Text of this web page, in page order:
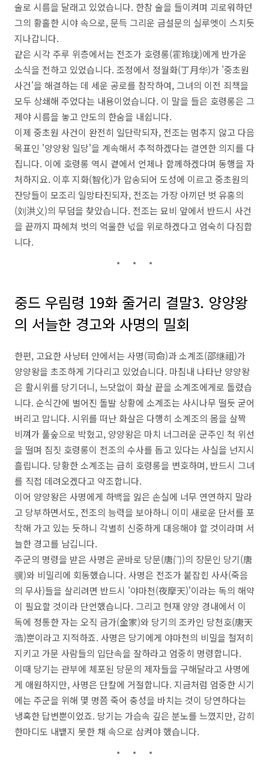
술로 시름을 달래고 있었습니다. 한참 술을 들이켜며 괴로워하던
그의 황홀한 시야 속으로, 문득 그리운 금설문의 실루엣이 스치듯
지나갑니다.
같은 시각 주루 위층에서는 전조가 호령롱(霍玲珑)에게 반가운
소식을 전하고 있었습니다. 조정에서 정월화(丁月华)가 '중초원
사건'을 해결하는 데 세운 공로를 참작하여, 그녀의 이전 죄책을
모두 상쇄해 주었다는 내용이었습니다. 이 말을 들은 호령롱은 그
제야 시름을 놓고 안도의 한숨을 내쉽니다.
이제 중초원 사건이 완전히 일단락되자, 전조는 멈추지 않고 다음
목표인 '양양왕 일당'을 계속해서 추적하겠다는 결연한 의지를 다
집니다. 이에 호령롱 역시 곁에서 언제나 함께하겠다며 동행을 자
처하지요. 이후 지화(智化)가 압송되어 도성에 이르고 중초원의
잔당들이 모조리 일망타진되자, 전조는 가장 아끼던 벗 유홍의
(刘洪义)의 무덤을 찾았습니다. 전조는 묘비 앞에서 반드시 사건
을 끝까지 파헤쳐 벗의 억울한 넋을 위로하겠다고 엄숙히 다짐합
니다.
중드 우림령 19화 줄거리 결말3. 양양왕
의 서늘한 경고와 사명의 밀회
한편, 고요한 사냥터 안에서는 사명(司命)과 소계조(邵继祖)가
양양왕을 초조하게 기다리고 있었습니다. 마침내 나타난 양양왕
은 활시위를 당기더니, 느닷없이 화살 끝을 소계조에게로 돌렸습
니다. 순식간에 벌어진 돌발 상황에 소계조는 사시나무 떨듯 굳어
버리고 맙니다. 시위를 떠난 화살은 다행히 소계조의 몸을 살짝
비껴가 풀숲으로 박혔고, 양양왕은 마치 너그러운 군주인 척 위선
을 떨며 짐짓 호령롱이 전조의 수사를 돕고 있다는 사실을 넌지시
흘립니다. 당황한 소계조는 급히 호령롱을 변호하며, 반드시 그녀
를 직접 데려오겠다고 약조합니다.
이어 양양왕은 사명에게 하백을 잃은 손실에 너무 연연하지 말라
고 당부하면서도, 전조의 능력을 보아하니 이미 새로운 단서를 포
착해 가고 있는 듯하니 각별히 신중하게 대응해야 할 것이라며 서
늘한 경고를 남깁니다.
주군의 명령을 받은 사명은 곧바로 당문(唐门)의 장문인 당기(唐
骥)와 비밀리에 회동했습니다. 사명은 전조가 붙잡힌 사사(죽음
의 무사)들을 살리려면 반드시 '야마천(夜摩天)'이라는 독의 해약
이 필요할 것이라 단언했습니다. 그리고 현재 양양 경내에서 이
독에 정통한 자는 오직 금가(金家)와 당기의 조카인 당천호(唐天
浩)뿐이라고 지적하죠. 사명은 당기에게 야마천의 비밀을 철저히
지키고 가문 사람들의 입단속을 잘하라고 엄중히 명령합니다.
이때 당기는 관부에 체포된 당문의 제자들을 구해달라고 사명에
게 애원하지만, 사명은 단칼에 거절합니다. 지금처럼 엄중한 시기
에는 주군을 위해 몇 명쯤 죽어 충성을 바치는 것이 당연하다는
냉혹한 답변뿐이었죠. 당기는 가슴속 깊은 분노를 느꼈지만, 감히
한마디도 내뱉지 못한 채 속으로 삼켜야 했습니다.